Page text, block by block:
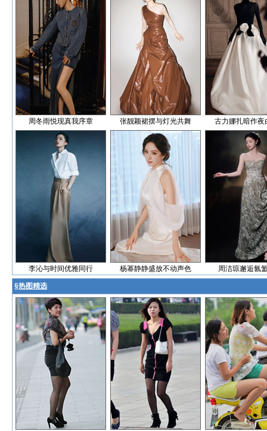
周冬雨悦现真我序章 张靓颖裙摆与灯光共舞 古力娜扎暗作夜
李沁与时间优雅同行 杨幂静静盛放不动声色 周洁琼邂逅氤
§热图精选